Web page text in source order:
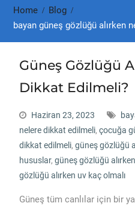
Home
Blog
bayan güneş gözlüğü alırken
Güneş Gözlüğü
Dikkat Edilmeli?
Haziran 23, 2023
nelere dikkat edilmeli, çocuğa
dikkat edilmeli, güneş gözlüğü
hususlar, güneş gözlüğü
gözlüğü alırken uv kaç olmalı
Güneş tüm canlılar için bir